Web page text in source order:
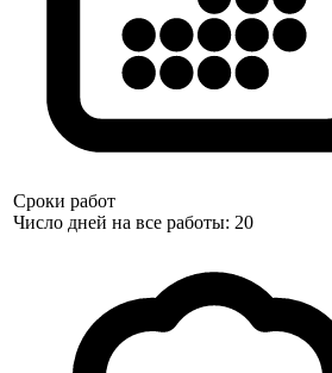
Сроки работ
Число дней на все работы: 20